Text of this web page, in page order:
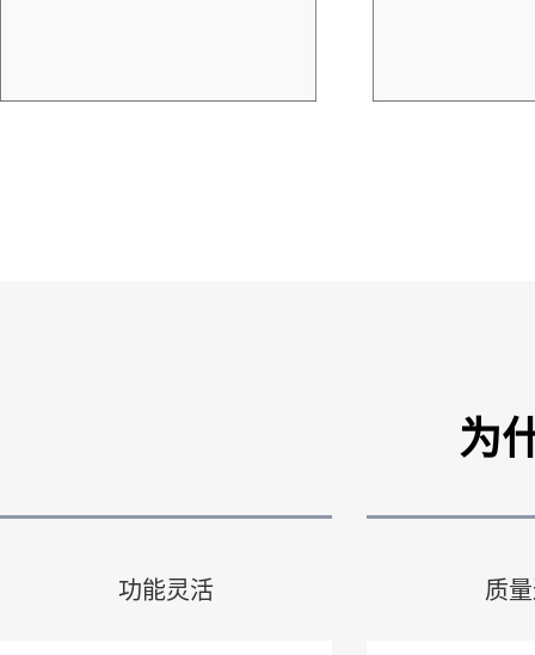
为
功能灵活 质